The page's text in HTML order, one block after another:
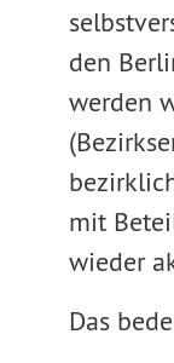
den
werden
mit
wieder
Das